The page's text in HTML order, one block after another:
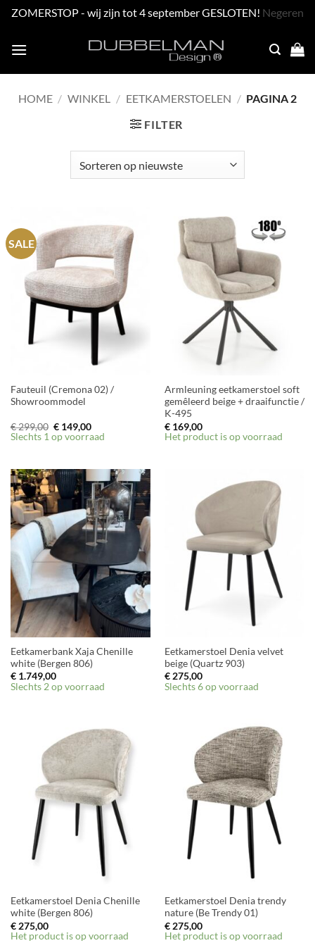
ZOMERSTOP - wij zijn tot 4 september GESLOTEN! Negeren
HOME / WINKEL / EETKAMERSTOELEN / PAGINA 2
FILTER
SALE
Fauteuil (Cremona 02) /
Showroommodel
€299,00 Oorspronkelijke
prijs
was:
€149,00Huidige
prijs
Slechts 1 op voorraad
Armleuning eetkamerstoel soft
gemêleerd beige + draaifunctie /
K-495
€169,00
Het product is op voorraad
Eetkamerbank Xaja Chenille
white (Bergen 806)
€1.749,00
Slechts 2 op voorraad
Eetkamerstoel Denia velvet
beige (Quartz 903)
€275,00
Slechts 6 op voorraad
Eetkamerstoel Denia Chenille
white (Bergen 806)
€275,00
Het product is op voorraad
Eetkamerstoel Denia trendy
nature (Be Trendy 01)
€275,00
Het product is op voorraad